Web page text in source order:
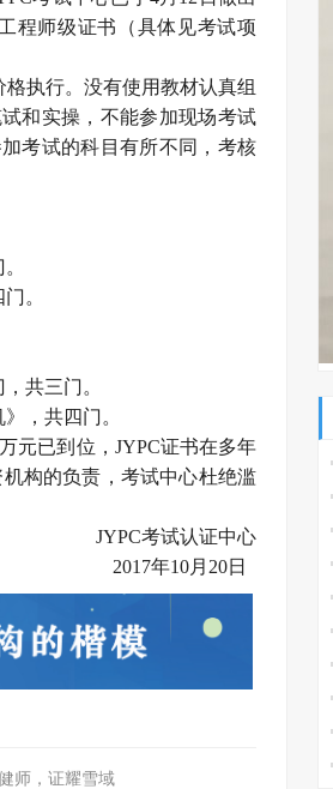
程师级证书（具体见考试项
执行。没有使用教材认真组
和实操，不能参加现场考试
考试的科目有所不同，考核
。
共三门。
，共四门。
元已到位，JYPC证书在多年
构的负责，考试中心杜绝滥
JYPC考试认证中心
年10月20日
师，证耀雪域